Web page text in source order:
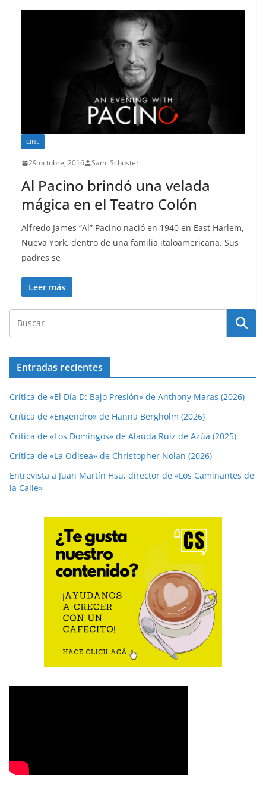
CINE
29 octubre, 2016 Sami Schuster
Al Pacino brindó una velada
mágica en el Teatro Colón
Alfredo James “Al” Pacino nació en 1940 en East Harlem,
Nueva York, dentro de una familia italoamericana. Sus
padres se
Leer más
Entradas recientes
Crítica de «El Día D: Bajo Presión» de Anthony Maras (2026)
Crítica de «Engendro» de Hanna Bergholm (2026)
Crítica de «Los Domingos» de Alauda Ruiz de Azúa (2025)
Crítica de «La Odisea» de Christopher Nolan (2026)
Entrevista a Juan Martín Hsu, director de «Los Caminantes de
la Calle»